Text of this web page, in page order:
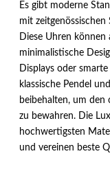
Es gibt moderne
mit
Diese Uhren
minimalistische
Displays oder
klassische Pendel
beibehalten, um den
zu bewahren. Die
hochwertigsten
und vereinen beste